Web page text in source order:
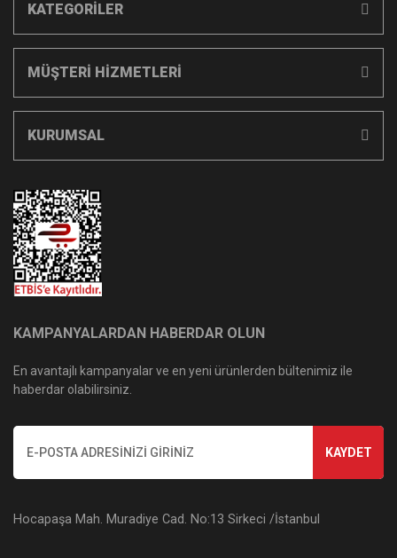
KATEGORİLER
MÜŞTERİ HİZMETLERİ
KURUMSAL
KAMPANYALARDAN HABERDAR OLUN
En avantajlı kampanyalar ve en yeni ürünlerden bültenimiz ile
haberdar olabilirsiniz.
KAYDET
Hocapaşa Mah. Muradiye Cad. No:13 Sirkeci /İstanbul